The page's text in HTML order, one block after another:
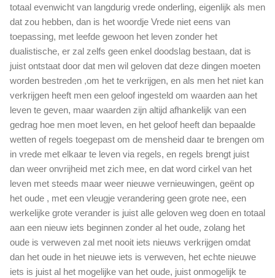
a
f
b
r
totaal evenwicht van langdurig vrede onderling, eigenlijk als men
dat zou hebben, dan is het woordje Vrede niet eens van
toepassing, met leefde gewoon het leven zonder het
dualistische, er zal zelfs geen enkel doodslag bestaan, dat is
juist ontstaat door dat men wil geloven dat deze dingen moeten
worden bestreden ,om het te verkrijgen, en als men het niet kan
verkrijgen heeft men een geloof ingesteld om waarden aan het
leven te geven, maar waarden zijn altijd afhankelijk van een
gedrag hoe men moet leven, en het geloof heeft dan bepaalde
wetten of regels toegepast om de mensheid daar te brengen om
in vrede met elkaar te leven via regels, en regels brengt juist
dan weer onvrijheid met zich mee, en dat word cirkel van het
leven met steeds maar weer nieuwe vernieuwingen, geënt op
het oude , met een vleugje verandering geen grote nee, een
werkelijke grote verander is juist alle geloven weg doen en totaal
aan een nieuw iets beginnen zonder al het oude, zolang het
oude is verweven zal met nooit iets nieuws verkrijgen omdat
dan het oude in het nieuwe iets is verweven, het echte nieuwe
iets is juist al het mogelijke van het oude, juist onmogelijk te